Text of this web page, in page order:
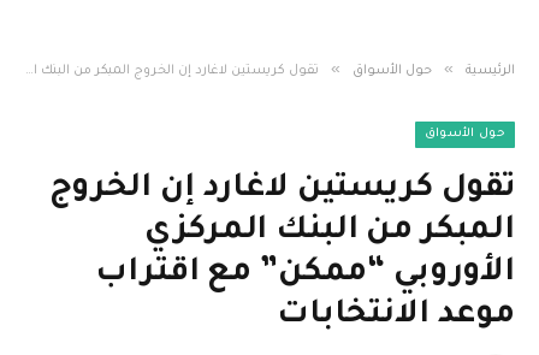
الرئيسية » حول الأسواق » تقول كريستين لاغارد إن الخروج المبكر من البنك المركزي الأوروبي “ممكن” مع اقتراب موعد الانتخابات
حول الأسواق
تقول كريستين لاغارد إن الخروج
المبكر من البنك المركزي
الأوروبي “ممكن” مع اقتراب
موعد الانتخابات